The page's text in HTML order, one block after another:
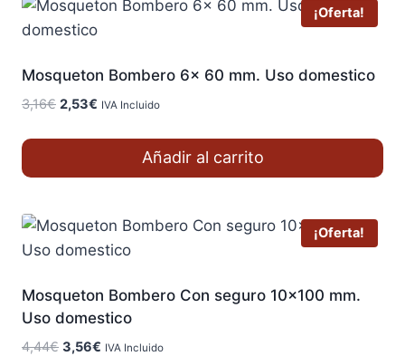
¡Oferta!
Mosqueton Bombero 6x 60 mm. Uso domestico
3,16€ El
2,53€ El
IVA Incluido
Añadir al carrito
¡Oferta!
Mosqueton Bombero Con seguro 10×100 mm.
Uso domestico
4,44€ El
3,56€ El
IVA Incluido